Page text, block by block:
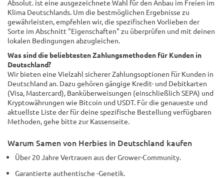
Absolut. ist eine ausgezeichnete Wahl für den Anbau im Freien im
Klima Deutschlands. Um die bestmöglichen Ergebnisse zu
gewährleisten, empfehlen wir, die spezifischen Vorlieben der
Sorte im Abschnitt "Eigenschaften" zu überprüfen und mit deinen
lokalen Bedingungen abzugleichen.
Was sind die beliebtesten Zahlungsmethoden für Kunden in
Deutschland?
Wir bieten eine Vielzahl sicherer Zahlungsoptionen für Kunden in
Deutschland an. Dazu gehören gängige Kredit- und Debitkarten
(Visa, Mastercard), Banküberweisungen (einschließlich SEPA) und
Kryptowährungen wie Bitcoin und USDT. Für die genaueste und
aktuellste Liste der für deine spezifische Bestellung verfügbaren
Methoden, gehe bitte zur Kassenseite.
Warum Samen von Herbies in Deutschland kaufen
Über 20 Jahre Vertrauen aus der Grower-Community.
Garantierte authentische -Genetik.